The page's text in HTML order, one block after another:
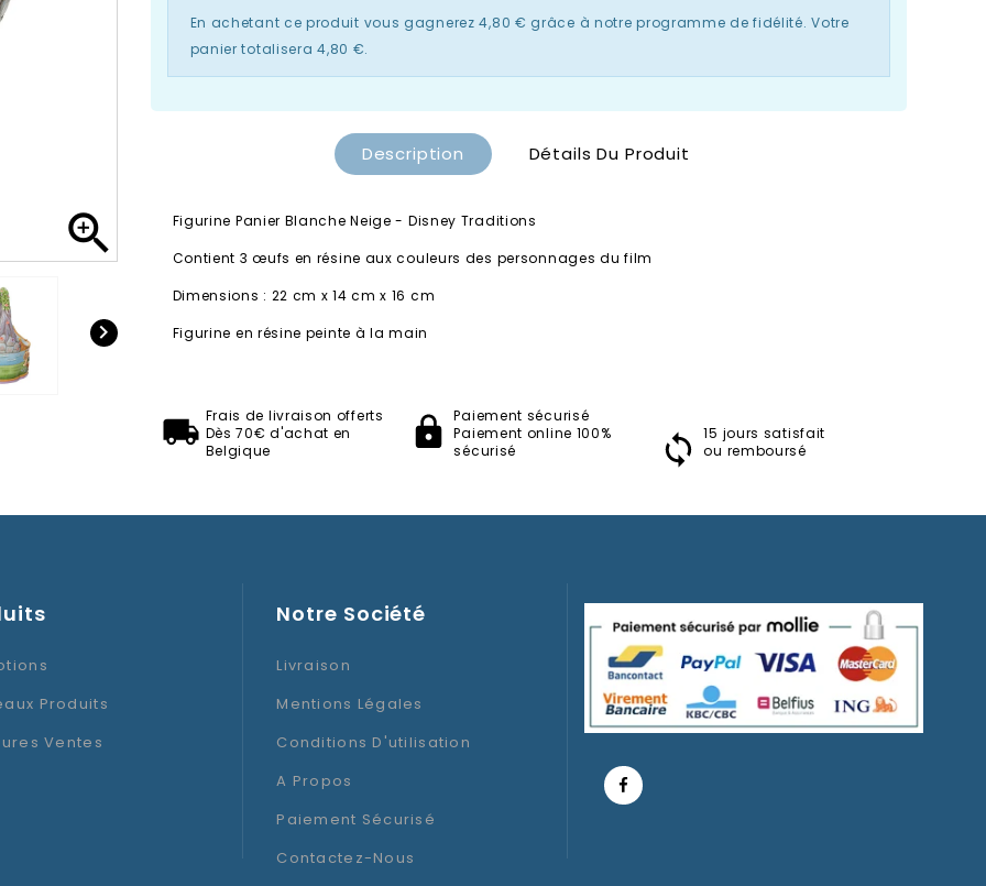


En achetant ce produit vous gagnerez4,80 € grâce à notre programme de fidélité. Votre
panier totalisera4,80 €.
Description Détails Du Produit
Figurine Panier Blanche Neige - Disney Traditions
Contient 3 œufs en résine aux couleurs des personnages du film
Dimensions : 22 cm x 14 cm x 16 cm
Figurine en résine peinte à la main
Blanche Neige
Frais de livraison offerts
Dès 70€ d'achat en
Belgique
Paiement sécurisé
Paiement online 100%
sécurisé
15 jours satisfait
ou remboursé
Produits
Ventes
Notre Société
Livraison
Mentions Légales
Conditions D'utilisation
A Propos
Paiement Sécurisé
Contactez-Nous